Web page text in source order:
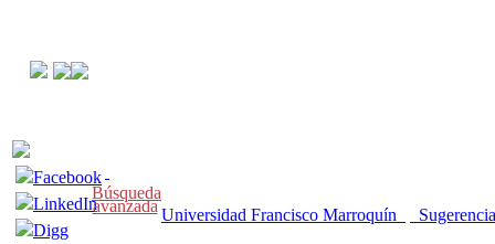
Facebook
LinkedIn
Digg
Búsqueda
avanzada Universidad Francisco Marroquín